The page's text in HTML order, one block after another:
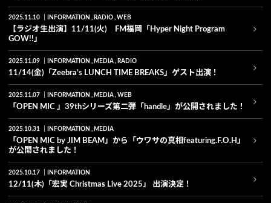
2025.11.10 INFORMATION RADIO WEB
【ラジオ生出演】11/11(火) FM福岡「Hyper Night Program
GOW!!」
2025.11.09 INFORMATION MEDIA RADIO
11/14(金)「Zeebra’s LUNCH TIME BREAKS」ゲスト出演！
2025.11.07 INFORMATION MEDIA WEB
「OPEN MIC 」39thシリーズ第二弾「handle」が公開されました！
2025.10.31 INFORMATION MEDIA
「OPEN MIC by JIM BEAM」から「ウワサの真相featuring.F.O.H」
が公開されました！
2025.10.17 INFORMATION
12/11(木)「宏実 Christmas Live 2025」 出演決定！